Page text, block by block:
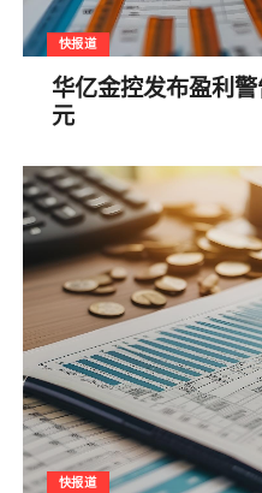
快报道
华亿金控发布盈利
元
快报道